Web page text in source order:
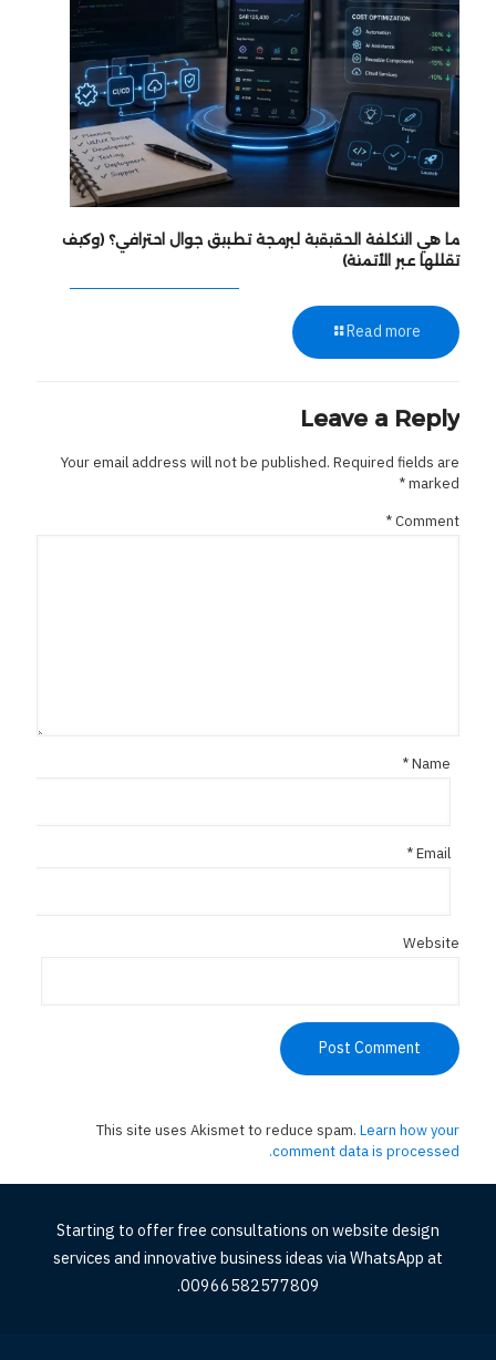
ما هي التكلفة الحقيقية لبرمجة تطبيق جوال احترافي؟ (وكيف
تقللها عبر الأتمتة)
Read more
Leave a Reply
Your email address will not be published. Required fields are
marked
*
Comment
*
Name
*
Email
*
Website
This site uses Akismet to reduce spam. Learn how your
comment data is processed.
Starting to offer free consultations on website design
services and innovative business ideas via WhatsApp at
00966582577809.